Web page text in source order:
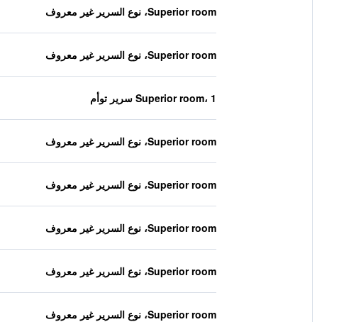
Superior room، نوع السرير غير معروف
Superior room، نوع السرير غير معروف
Superior room، 1 سرير توأم
Superior room، نوع السرير غير معروف
Superior room، نوع السرير غير معروف
Superior room، نوع السرير غير معروف
Superior room، نوع السرير غير معروف
Superior room، نوع السرير غير معروف